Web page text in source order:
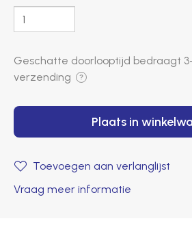
Geschatte doorlooptijd bedraagt ​​
verzending
?
Plaats in
Toevoegen aan verlanglijst
Vraag meer informatie